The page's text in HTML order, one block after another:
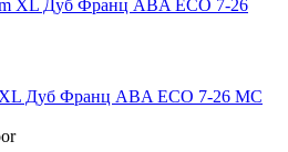
Дуб Франц ABA ECO 7-26 MC